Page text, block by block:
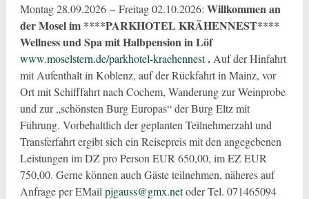
Montag 28.09.2026 – Freitag 02.10.2026: Willkommen an
der Mosel im ****PARKHOTEL KRÄHENNEST****
Wellness und Spa mit Halbpension in Löf
www.moselstern.de/parkhotel-kraehennest. Auf der Hinfahrt
mit Aufenthalt in Koblenz, auf der Rückfahrt in Mainz, vor
Ort mit Schifffahrt nach Cochem, Wanderung zur Weinprobe
und zur „schönsten Burg Europas“ der Burg Eltz mit
Führung. Vorbehaltlich der geplanten Teilnehmerzahl und
Transferfahrt ergibt sich ein Reisepreis mit den angegebenen
Leistungen im DZ pro Person EUR 650,00, im EZ EUR
750,00. Gerne können auch Gäste teilnehmen, näheres auf
Anfrage per EMail pjgauss@gmx.netoder Tel. 071465094